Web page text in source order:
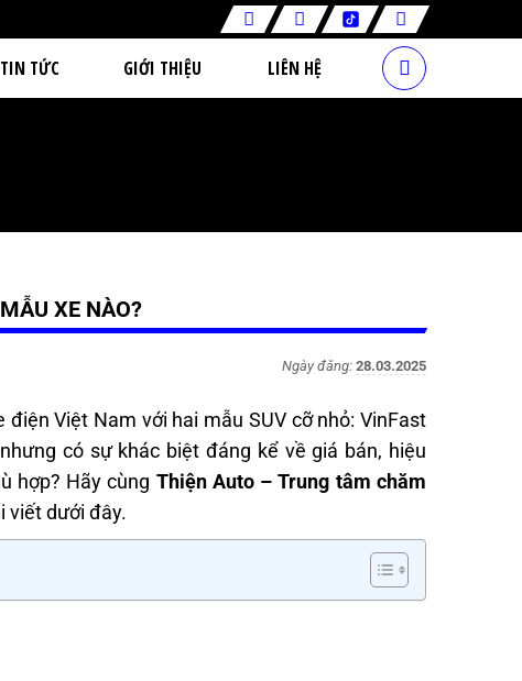
TIN TỨC GIỚI THIỆU LIÊN HỆ
XE NÀO?
Ngày đăng: 28.03.2025
Việt Nam với hai mẫu SUV cỡ nhỏ: VinFast
có sự khác biệt đáng kể về giá bán, hiệu
hợp? Hãy cùng Thiện Auto – Trung tâm chăm
viết dưới đây.